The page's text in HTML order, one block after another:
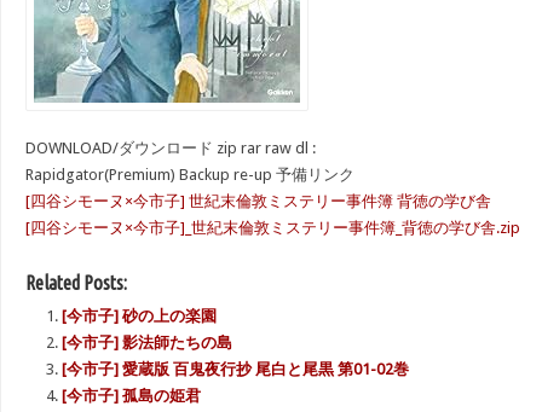
DOWNLOAD/ダウンロード zip rar raw dl :
Rapidgator(Premium) Backup re-up 予備リンク
[四谷シモーヌ×今市子] 世紀末倫敦ミステリー事件簿 背徳の学び舎
[四谷シモーヌ×今市子]_世紀末倫敦ミステリー事件簿_背徳の学び舎.zip
Related Posts:
[今市子] 砂の上の楽園
[今市子] 影法師たちの島
[今市子] 愛蔵版 百鬼夜行抄 尾白と尾黒 第01-02巻
[今市子] 孤島の姫君